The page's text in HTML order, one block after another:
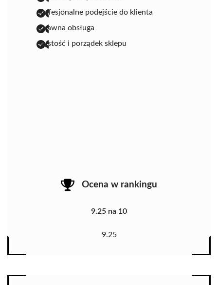
profesjonalne podejście do klienta
sprawna obsługa
czystość i porządek sklepu
Ocena w rankingu
9.25 na 10
9.25